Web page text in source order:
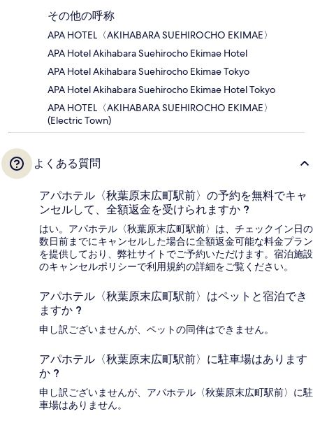
その他の呼称
APA HOTEL〈AKIHABARA SUEHIROCHO EKIMAE〉
APA Hotel Akihabara Suehirocho Ekimae Hotel
APA Hotel Akihabara Suehirocho Ekimae Tokyo
APA Hotel Akihabara Suehirocho Ekimae Hotel Tokyo
APA HOTEL〈AKIHABARA SUEHIROCHO EKIMAE〉
(Electric Town)
よくある質問
アパホテル〈秋葉原末広町駅前〉の予約を無料でキャ
ンセルして、全額返金を受けられますか ?
はい。アパホテル〈秋葉原末広町駅前〉は、チェックイン日の
数日前までにキャンセルした場合に全額返金可能な料金プラン
を提供しており、弊社サイトでご予約いただけます。宿泊施設
のキャンセルポリシーで利用規約の詳細をご覧ください。
アパホテル〈秋葉原末広町駅前〉はペットと宿泊でき
ますか ?
申し訳ございませんが、ペットの同伴はできません。
アパホテル〈秋葉原末広町駅前〉に駐車場はあります
か ?
申し訳ございませんが、アパホテル〈秋葉原末広町駅前〉に駐
車場はありません。